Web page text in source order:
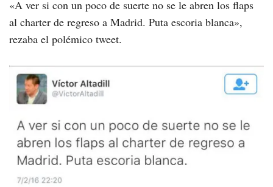
«A ver si con un poco de suerte no se le abren los flaps
al charter de regreso a Madrid. Puta escoria blanca»,
rezaba el polémico tweet.